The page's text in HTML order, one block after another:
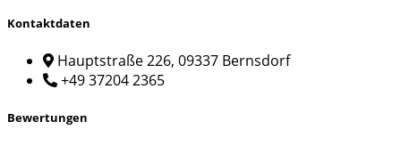
Kontaktdaten
Hauptstraße 226, 09337 Bernsdorf
+49 37204 2365
Bewertungen